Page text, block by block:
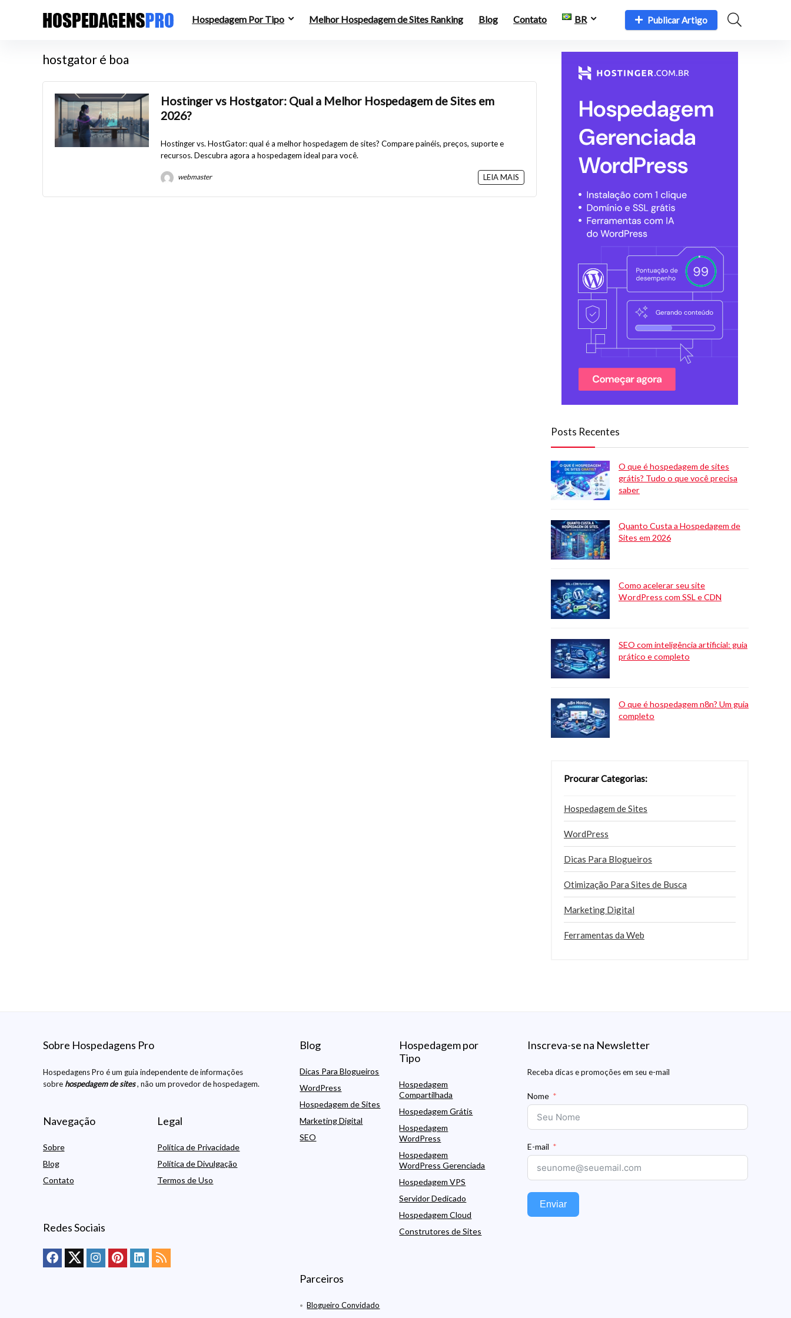
Hospedagem Por Tipo Melhor Hospedagem de Sites Ranking Blog Contato BR Publicar Artigo
hostgator é boa
Hostinger vs Hostgator: Qual a Melhor Hospedagem de Sites em
2026?
Hostinger vs. HostGator: qual é a melhor hospedagem de sites? Compare painéis, preços, suporte e
recursos. Descubra agora a hospedagem ideal para você.
webmaster LEIA MAIS
Posts Recentes
O que é hospedagem de sites
grátis? Tudo o que você precisa
saber
Quanto Custa a Hospedagem de
Sites em 2026
Como acelerar seu site
WordPress com SSL e CDN
SEO com inteligência artificial: guia
prático e completo
O que é hospedagem n8n? Um guia
completo
Procurar Categorias:
Hospedagem de Sites
WordPress
Dicas Para Blogueiros
Otimização Para Sites de Busca
Marketing Digital
Ferramentas da Web
Sobre Hospedagens Pro
Hospedagens Pro é um guia independente de informações
sobre hospedagem de sites, não um provedor de hospedagem.
Navegação
Sobre
Blog
Contato
Legal
Política de Privacidade
Política de Divulgação
Termos de Uso
Redes Sociais
Blog
Dicas Para Blogueiros
WordPress
Hospedagem de Sites
Marketing Digital
SEO
Hospedagem por
Tipo
Hospedagem
Compartilhada
Hospedagem Grátis
Hospedagem
WordPress
Hospedagem
WordPress Gerenciada
Hospedagem VPS
Servidor Dedicado
Hospedagem Cloud
Construtores de Sites
Parceiros
Blogueiro Convidado
Inscreva-se na Newsletter
Receba dicas e promoções em seu e-mail
Nome
E-mail
Enviar